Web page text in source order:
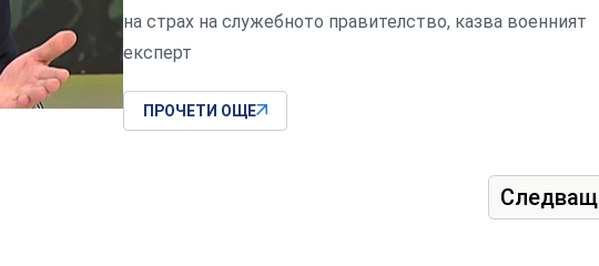
на страх на служебното правителство, казва военният
експерт
ПРОЧЕТИ ОЩЕ